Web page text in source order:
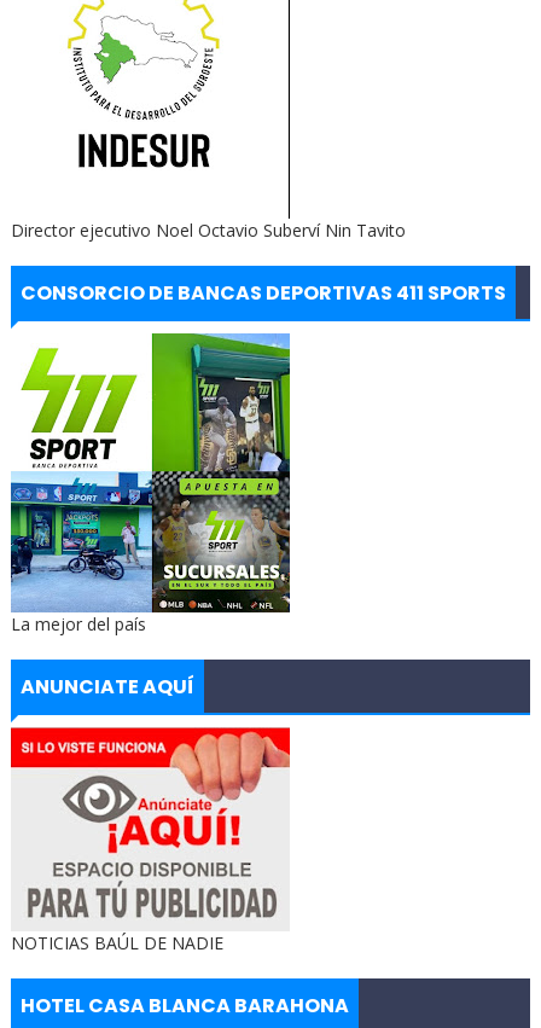
Director ejecutivo Noel Octavio Suberví Nin Tavito
CONSORCIO DE BANCAS DEPORTIVAS 411 SPORTS
La mejor del país
ANUNCIATE AQUÍ
NOTICIAS BAÚL DE NADIE
HOTEL CASA BLANCA BARAHONA